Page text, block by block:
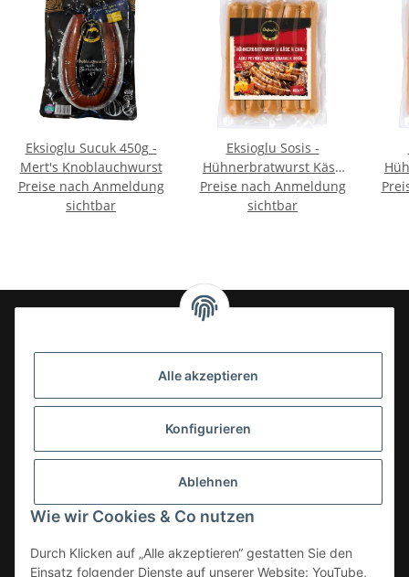
Alle akzeptieren
Konfigurieren
Ablehnen
Wie wir Cookies & Co nutzen
Durch Klicken auf „Alle akzeptieren“ gestatten Sie den
Einsatz folgender Dienste auf unserer Website: YouTube,
Eksioglu Sucuk 450g -
Mert's Knoblauchwurst
Preise nach Anmeldung
sichtbar
Eksioglu Sosis -
Hühnerbratwurst Käse
und Chili 400g
Preise nach Anmeldung
sichtbar
24-7en Kioskbedarf GmbH
- Sezer Kahveci & Cengiz Inci
33142 Büren, Deutschland
Kategorien